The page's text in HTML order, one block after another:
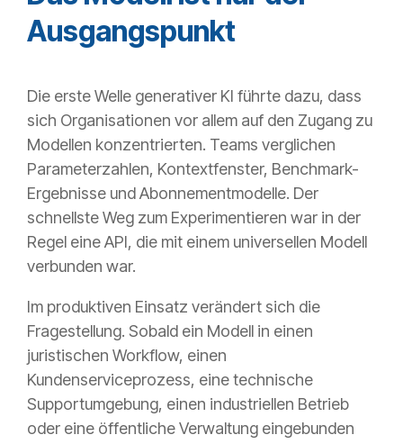
Ausgangspunkt
Die erste Welle generativer KI führte dazu, dass
sich Organisationen vor allem auf den Zugang zu
Modellen konzentrierten. Teams verglichen
Parameterzahlen, Kontextfenster, Benchmark-
Ergebnisse und Abonnementmodelle. Der
schnellste Weg zum Experimentieren war in der
Regel eine API, die mit einem universellen Modell
verbunden war.
Im produktiven Einsatz verändert sich die
Fragestellung. Sobald ein Modell in einen
juristischen Workflow, einen
Kundenserviceprozess, eine technische
Supportumgebung, einen industriellen Betrieb
oder eine öffentliche Verwaltung eingebunden